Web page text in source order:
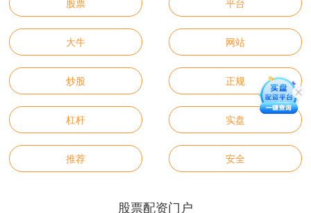
股票 平台
大牛 网站
炒股 正规
杠杆 实盘
推荐 安全
股票配资门户